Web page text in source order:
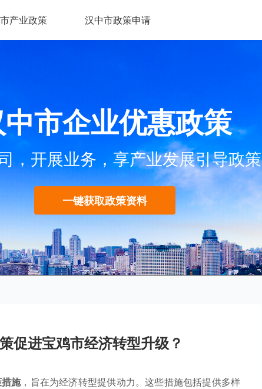
产业政策 汉中市政策申请
市企业优惠政策
，开展业务，享产业发展引导政策
一键获取政策资料
促进宝鸡市经济转型升级？
施，旨在为经济转型提供动力。这些措施包括提供多样